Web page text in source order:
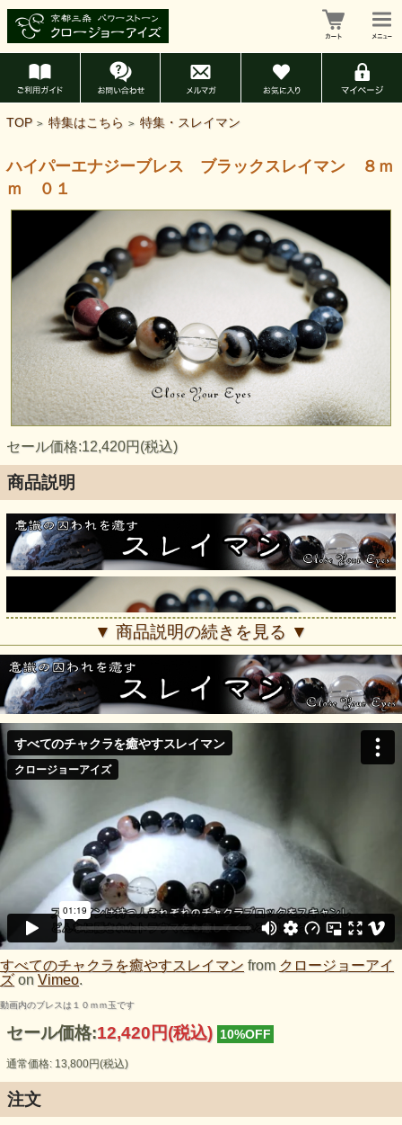
TOP > 特集はこちら > 特集・スレイマン
ハイパーエナジーブレス ブラックスレイマン ８ｍ
ｍ ０１
セール価格:12,420円(税込)
商品説明
スレイマン
keyword （意識の囚われを癒す）
スレイマンは、表面的なエネルギーの流れを作るためとか
ちょっとしたきっかけを与えるというような軽い感覚で持つ
▼ 商品説明の続きを見る ▼
すべてのチャクラを癒やすスレイマン from クロージョーアイ
ズon Vimeo.
動画内のブレスは１０ｍｍ玉です
セール価格:12,420円(税込) 10%OFF
通常価格: 13,800円(税込)
注文